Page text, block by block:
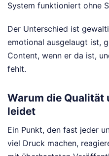
System funktioniert ohne
Der Unterschied ist
emotional ausgelaugt ist,
Content, wenn er da ist,
fehlt.
Warum die
leidet
Ein Punkt, den fast jeder
viel Druck machen,